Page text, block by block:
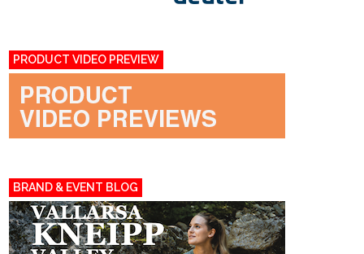
PRODUCT VIDEO PREVIEW
BRAND & EVENT BLOG